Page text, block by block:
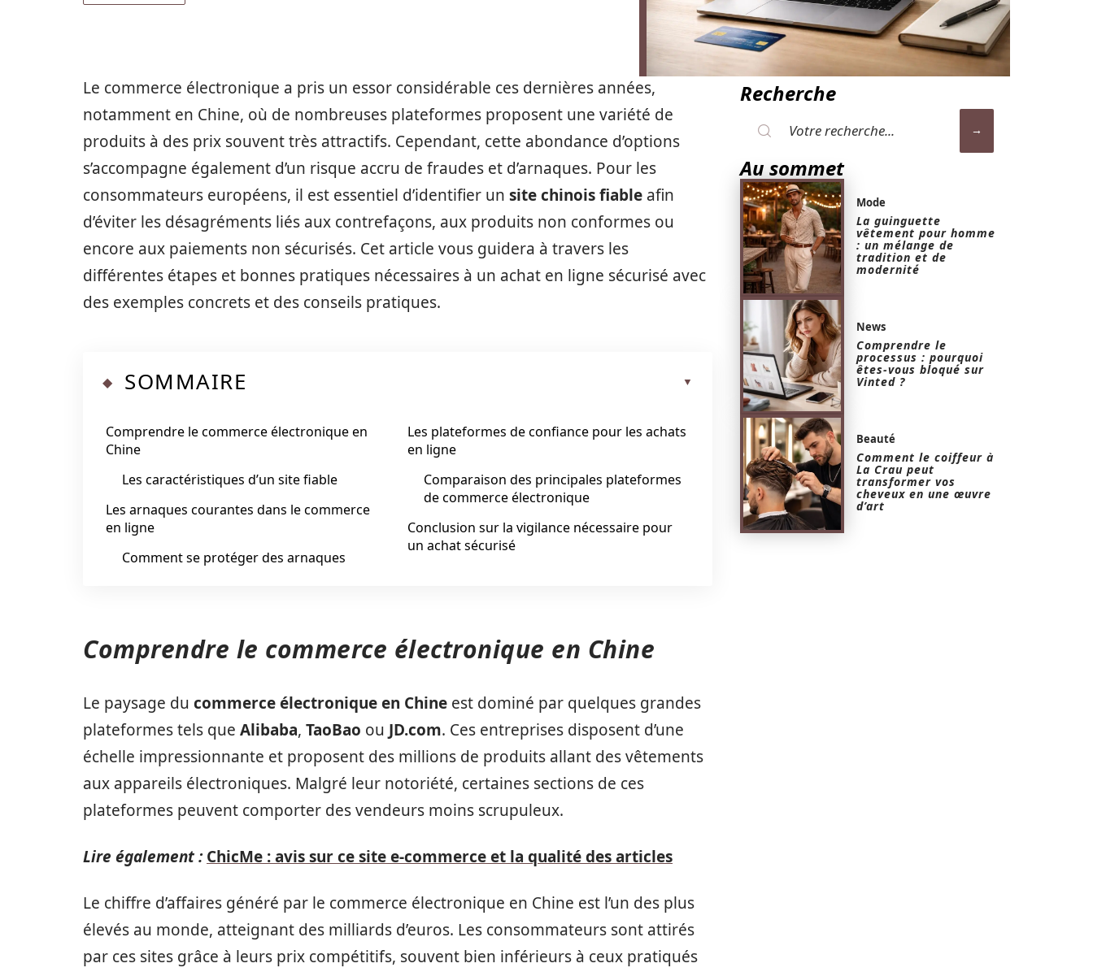
Le commerce électronique a pris un essor considérable ces dernières années,
notamment en Chine, où de nombreuses plateformes proposent une variété de
produits à des prix souvent très attractifs. Cependant, cette abondance d’options
s’accompagne également d’un risque accru de fraudes et d’arnaques. Pour les
consommateurs européens, il est essentiel d’identifier un site chinois fiable afin
d’éviter les désagréments liés aux contrefaçons, aux produits non conformes ou
encore aux paiements non sécurisés. Cet article vous guidera à travers les
différentes étapes et bonnes pratiques nécessaires à un achat en ligne sécurisé avec
des exemples concrets et des conseils pratiques.
SOMMAIRE
Comprendre le commerce électronique en
Chine
Les caractéristiques d’un site fiable
Les arnaques courantes dans le commerce
en ligne
Comment se protéger des arnaques
Les plateformes de confiance pour les achats
en ligne
Comparaison des principales plateformes
de commerce électronique
Conclusion sur la vigilance nécessaire pour
un achat sécurisé
Comprendre le commerce électronique en Chine
Le paysage du commerce électronique en Chine est dominé par quelques grandes
plateformes tels que Alibaba, TaoBao ou JD.com. Ces entreprises disposent d’une
échelle impressionnante et proposent des millions de produits allant des vêtements
aux appareils électroniques. Malgré leur notoriété, certaines sections de ces
plateformes peuvent comporter des vendeurs moins scrupuleux.
Lire également : ChicMe : avis sur ce site e-commerce et la qualité des articles
Le chiffre d’affaires généré par le commerce électronique en Chine est l’un des plus
élevés au monde, atteignant des milliards d’euros. Les consommateurs sont attirés
par ces sites grâce à leurs prix compétitifs, souvent bien inférieurs à ceux pratiqués
Recherche
Au sommet
Mode
La guinguette
vêtement pour homme
: un mélange de
tradition et de
modernité
News
Comprendre le
processus : pourquoi
êtes-vous bloqué sur
Vinted ?
Beauté
Comment le coiffeur à
La Crau peut
transformer vos
cheveux en une œuvre
d’art